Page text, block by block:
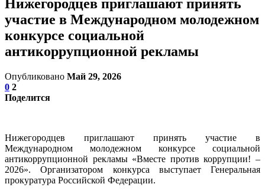
Нижегородцев приглашают принять
участие в Международном молодежном
конкурсе социальной
антикоррупционной рекламы
Опубликовано Май 29, 2026
0 2
Поделится
Нижегородцев приглашают принять участие в
Международном молодежном конкурсе социальной
антикоррупционной рекламы «Вместе против коррупции! –
2026». Организатором конкурса выступает Генеральная
прокуратура Российской Федерации.